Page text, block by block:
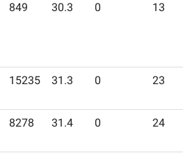
849 30.3 0 13
15235 31.3 0 23
8278 31.4 0 24